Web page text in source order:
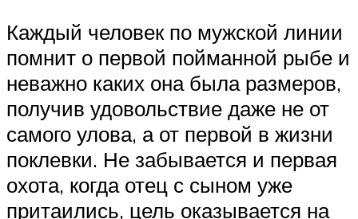
Каждый человек по мужской линии
помнит о первой пойманной рыбе и
неважно каких она была размеров,
получив удовольствие даже не от
самого улова, а от первой в жизни
поклевки. Не забывается и первая
охота, когда отец с сыном уже
притаились, цель оказывается на